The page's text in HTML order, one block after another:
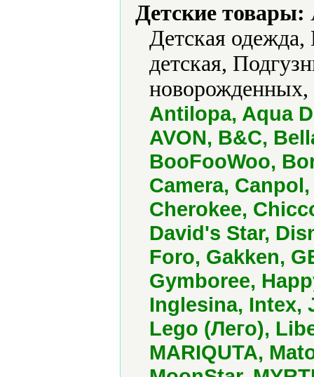
Детские товары:
Детская
детская,
Antilopa, Aqua
AVON, B&C,
BooFooWoo,
Camera,
Cherokee,
David's Star,
Foro, Gakken,
Gymboree,
Inglesina, Intex,
Lego (Лего),
MARIQUTA,